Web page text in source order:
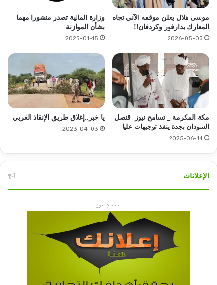
موسى هلال يعلن موقفه الآني تجاه
المعارك بدارفور وكردفان!!
2026-05-03
وزارة المالية تصدر منشورا مهما
بشأن الموازنة
2025-01-15
مكة المكرمة _ تسامح نيوز قنصل
السودان بجدة ينفذ توجيهات عليا
2025-06-14
يا خبر..إغلاق طريق الإنقاذ الغربي
2023-04-03
الإعلانات
تسامح نيوز